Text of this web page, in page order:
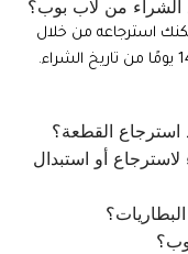
الشراء من لاب بوب؟
استرجاعه من خلال
القطعة؟
أو استبدال